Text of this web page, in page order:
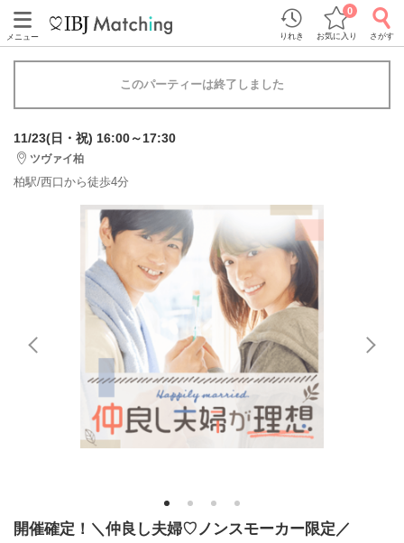
メニュー りれき お気に入り
0
さがす
このパーティーは終了しました
11/23(日・祝) 16:00～17:30
ツヴァイ柏
柏駅/西口から徒歩4分
1 2 3 4
開催確定！＼仲良し夫婦♡ノンスモーカー限定／